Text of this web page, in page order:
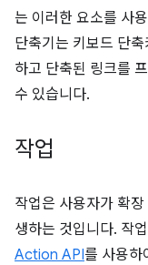
는 이러한 요소를 사
단축기는 키보드 단
하고 단축된 링크를
수 있습니다.
작업
작업은 사용자가 확장
생하는 것입니다. 작
Action API를 사용하